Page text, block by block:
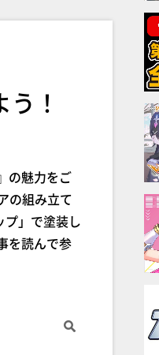
！
の魅力をご
の組み立て
」で塗装し
を読んで参